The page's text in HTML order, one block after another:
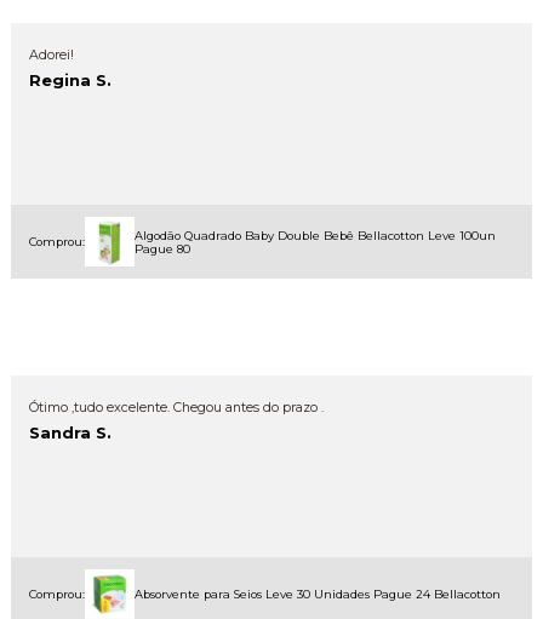
Adorei!
Regina S.
Comprou:
Algodão Quadrado Baby Double Bebê Bellacotton Leve 100un
Pague 80
Ótimo ,tudo excelente. Chegou antes do prazo .
Sandra S.
Comprou: Absorvente para Seios Leve 30 Unidades Pague 24 Bellacotton